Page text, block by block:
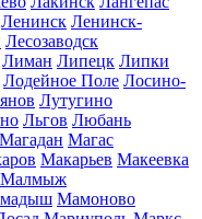
Ленинск Ленинск-
Лесозаводск
Лиман Липецк Липки
Лодейное Поле Лосино-
Лутугино
Льгов Любань
Магадан Магас
Макарьев Макеевка
Малмыж
Мамоново